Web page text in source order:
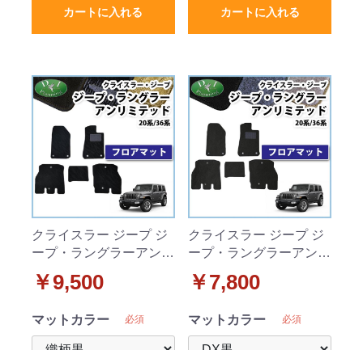
カートに入れる カートに入れる
クライスラー ジープ ジ
ープ・ラングラーアンリ
フロアマット カーマッ
品
￥9,500
マットカラー 必須
クライスラー ジープ ジ
ープ・ラングラーアンリ
フロアマット カーマッ
￥7,800
マットカラー 必須